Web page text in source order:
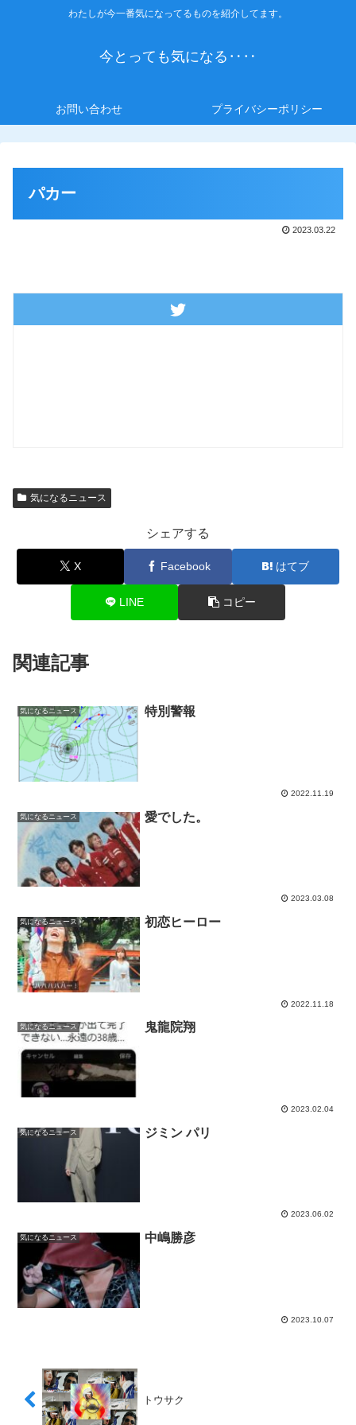
わたしが今一番気になってるものを紹介してます。
今とっても気になる‥‥
お問い合わせ プライバシーポリシー
パカー
2023.03.22
気になるニュース
シェアする
X Facebook はてブ
LINE コピー
関連記事
気になるニュース 特別警報
2022.11.19
気になるニュース 愛でした。
2023.03.08
気になるニュース 初恋ヒーロー
2022.11.18
気になるニュース 鬼龍院翔
2023.02.04
気になるニュース ジミン パリ
2023.06.02
気になるニュース 中嶋勝彦
2023.10.07
トウサク